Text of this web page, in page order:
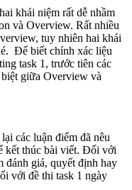
khái niệm rất dễ nhầm
và Overview. Rất nhiều
tuy nhiên hai khái
Để biết chính xác liệu
task 1, trước tiên các
giữa Overview và
các luận điểm đã nêu
kết thúc bài viết. Đối với
đánh giá, quyết định hay
với đề thi task 1 ngày